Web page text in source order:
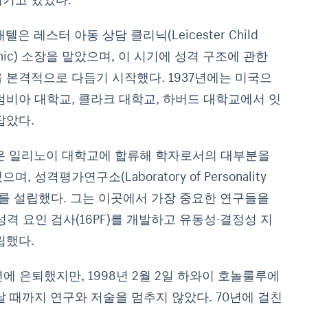
텔은 레스터 아동 상담 클리닉(Leicester Child
소장을 맡았으며, 이 시기에 성격 구조에 관한
본격적으로 다듬기 시작했다. 1937년에는 미국으
비아 대학교, 클라크 대학교, 하버드 대학교에서 잇
다.
일리노이 대학교에 합류해 학자로서의 대부분을
며, 성격평가연구소(Laboratory of Personality
설립했다. 그는 이곳에서 가장 중요한 연구들을
격 요인 검사(16PF)를 개발하고 유동성·결정성 지
다.
에 은퇴했지만, 1998년 2월 2일 하와이 호놀룰루에
때까지 연구와 저술을 멈추지 않았다. 70년에 걸친